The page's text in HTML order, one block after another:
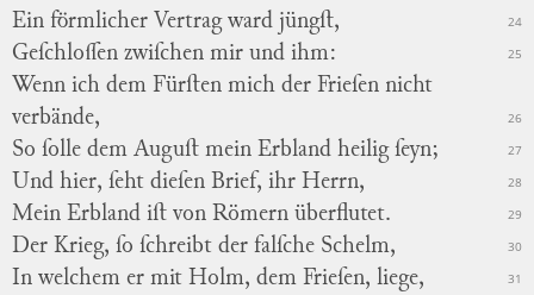
Ein förmlicher Vertrag ward jüngſt,
24
Geſchloſſen zwiſchen mir und ihm: 25
Wenn ich dem Fürſten mich der Frieſen nicht
verbände,
26
So ſolle dem Auguſt mein Erbland heilig ſeyn; 27
Und hier, ſeht dieſen Brief, ihr Herrn, 28
Mein Erbland iſt von Römern überflutet. 29
Der Krieg, ſo ſchreibt der falſche Schelm, 30
In welchem er mit Holm, dem Frieſen, liege, 31